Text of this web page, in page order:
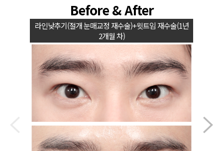
Before & After
라인낮추기(절개 눈매교정 재수술)+윗트임 재수술(1년
2개월 차)